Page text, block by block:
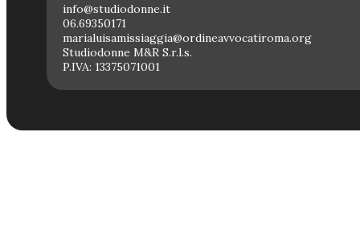
info@studiodonne.it
06.69350171
marialuisamissiaggia@ordineavvocatiroma.org
Studiodonne M&R S.r.l.s.
P.IVA: 13375071001